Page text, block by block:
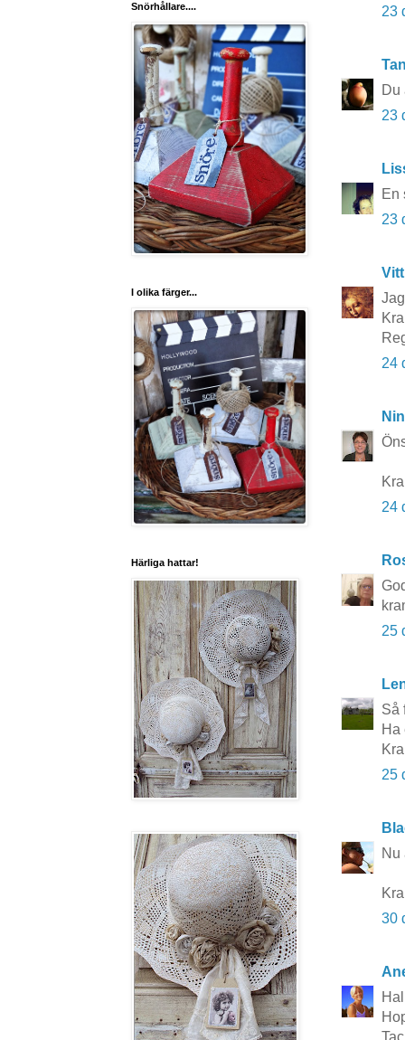
23
Du
23
En
23
24
24
25
Så
Ha
25
Nu
30
Snörhållare....
I olika färger...
Härliga hattar!